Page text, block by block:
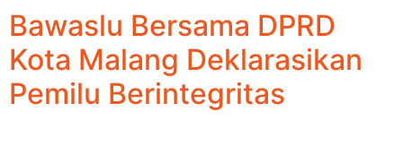
Bawaslu Bersama DPRD
Kota Malang Deklarasikan
Pemilu Berintegritas